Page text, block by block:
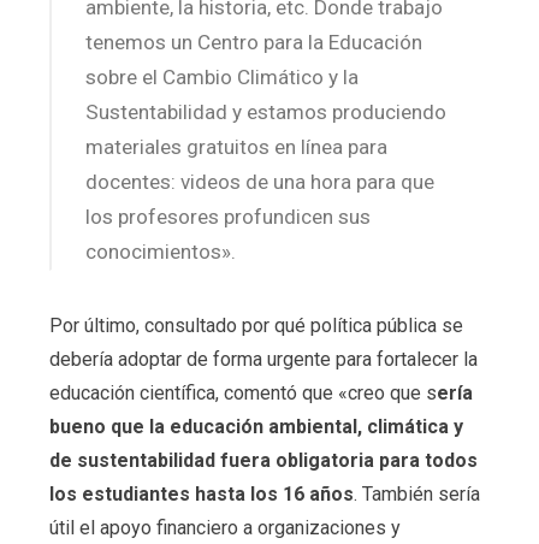
ambiente, la historia, etc. Donde trabajo
tenemos un Centro para la Educación
sobre el Cambio Climático y la
Sustentabilidad y estamos produciendo
materiales gratuitos en línea para
docentes: videos de una hora para que
los profesores profundicen sus
conocimientos».
Por último, consultado por qué política pública se
debería adoptar de forma urgente para fortalecer la
educación científica, comentó que «creo que sería
bueno que la educación ambiental, climática y
de sustentabilidad fuera obligatoria para todos
los estudiantes hasta los 16 años. También sería
útil el apoyo financiero a organizaciones y